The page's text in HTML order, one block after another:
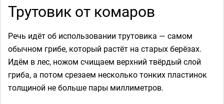
Трутовик от комаров
Речь идёт об использовании трутовика — самом
обычном грибе, который растёт на старых берёзах.
Идём в лес, ножом счищаем верхний твёрдый слой
гриба, а потом срезаем несколько тонких пластинок
толщиной не больше пары миллиметров.